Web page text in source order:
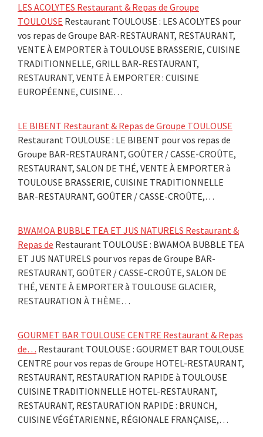
LES ACOLYTES Restaurant & Repas de Groupe
TOULOUSE Restaurant TOULOUSE : LES ACOLYTES pour
vos repas de Groupe BAR-RESTAURANT, RESTAURANT,
VENTE À EMPORTER à TOULOUSE BRASSERIE, CUISINE
TRADITIONNELLE, GRILL BAR-RESTAURANT,
RESTAURANT, VENTE À EMPORTER : CUISINE
EUROPÉENNE, CUISINE…
LE BIBENT Restaurant & Repas de Groupe TOULOUSE
Restaurant TOULOUSE : LE BIBENT pour vos repas de
Groupe BAR-RESTAURANT, GOÛTER / CASSE-CROÛTE,
RESTAURANT, SALON DE THÉ, VENTE À EMPORTER à
TOULOUSE BRASSERIE, CUISINE TRADITIONNELLE
BAR-RESTAURANT, GOÛTER / CASSE-CROÛTE,…
BWAMOA BUBBLE TEA ET JUS NATURELS Restaurant &
Repas de Restaurant TOULOUSE : BWAMOA BUBBLE TEA
ET JUS NATURELS pour vos repas de Groupe BAR-
RESTAURANT, GOÛTER / CASSE-CROÛTE, SALON DE
THÉ, VENTE À EMPORTER à TOULOUSE GLACIER,
RESTAURATION À THÈME…
GOURMET BAR TOULOUSE CENTRE Restaurant & Repas
de… Restaurant TOULOUSE : GOURMET BAR TOULOUSE
CENTRE pour vos repas de Groupe HOTEL-RESTAURANT,
RESTAURANT, RESTAURATION RAPIDE à TOULOUSE
CUISINE TRADITIONNELLE HOTEL-RESTAURANT,
RESTAURANT, RESTAURATION RAPIDE : BRUNCH,
CUISINE VÉGÉTARIENNE, RÉGIONALE FRANÇAISE,…